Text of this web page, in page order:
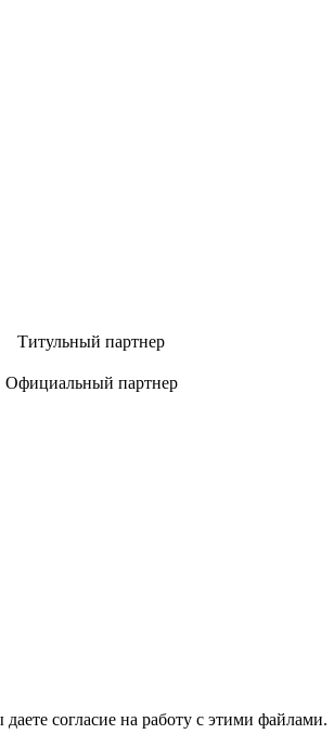
Титульный партнер
Официальный партнер
согласие на работу с этими файлами.